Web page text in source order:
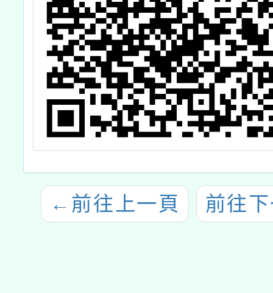
設計研習課下半
年場次一案
← 前往上一頁 前往